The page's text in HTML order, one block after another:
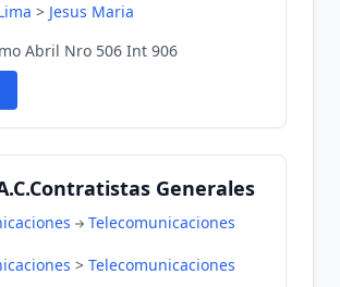
> Jesus Maria
Abril Nro 506 Int 906
Generales
Telecomunicaciones
> Telecomunicaciones